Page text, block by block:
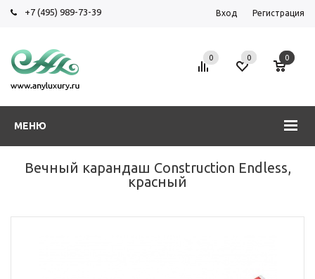
+7 (495) 989-73-39 Вход Регистрация
МЕНЮ
0 0 0
Вечный карандаш Construction Endless,
красный